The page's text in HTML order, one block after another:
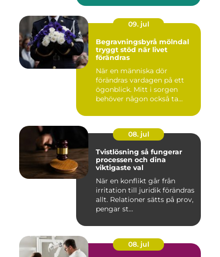
09. jul
Begravningsbyrå mölndal
tryggt stöd när livet
förändras
När en människa dör
förändras vardagen på ett
ögonblick. Mitt i sorgen
behöver någon också ta
08. jul
Tvistlösning så fungerar
processen och dina
viktigaste val
När en konflikt går från
irritation till juridik förändras
allt. Relationer sätts på prov,
pengar st...
08. jul